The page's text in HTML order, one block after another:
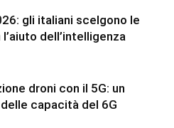
gli italiani scelgono le
dell’intelligenza
droni con il 5G: un
capacità del 6G